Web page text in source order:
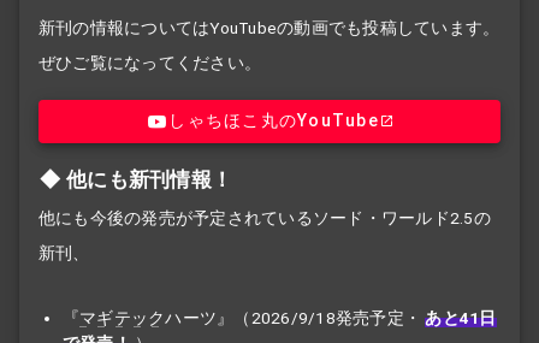
新刊の情報についてはYouTubeの動画でも投稿しています。
ぜひご覧になってください。
しゃちほこ丸のYouTube
他にも新刊情報！
他にも今後の発売が予定されているソード・ワールド2.5の
新刊、
『マギテックハーツ』（2026/9/18発売予定・ あと41日